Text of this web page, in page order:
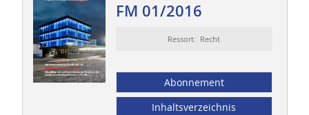
FM 01/2016
Ressort: Recht
Abonnement
Inhaltsverzeichnis